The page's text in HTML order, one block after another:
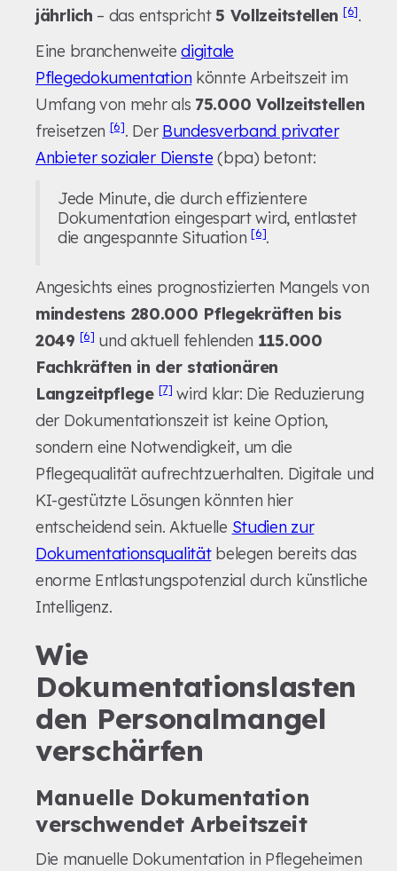
jährlich – das entspricht5 Vollzeitstellen [6].
Eine branchenweitedigitale
Pflegedokumentation könnte Arbeitszeit im
Umfang von mehr als 75.000 Vollzeitstellen
freisetzen[6]. Der Bundesverband privater
Anbieter sozialer Dienste (bpa) betont:
Jede Minute, die durch effizientere
Dokumentation eingespart wird, entlastet
die angespannte Situation[6].
Angesichts eines prognostizierten Mangels von
mindestens 280.000 Pflegekräften bis
2049 [6] und aktuell fehlenden 115.000
Fachkräften in der stationären
Langzeitpflege [7] wird klar: Die Reduzierung
der Dokumentationszeit ist keine Option,
sondern eine Notwendigkeit, um die
Pflegequalität aufrechtzuerhalten. Digitale und
KI-gestützte Lösungen könnten hier
entscheidend sein. Aktuelle Studien zur
Dokumentationsqualitätbelegen bereits das
enorme Entlastungspotenzial durch künstliche
Intelligenz.
Wie
Dokumentationslasten
den Personalmangel
verschärfen
Manuelle Dokumentation
verschwendet Arbeitszeit
Die manuelle Dokumentation in Pflegeheimen